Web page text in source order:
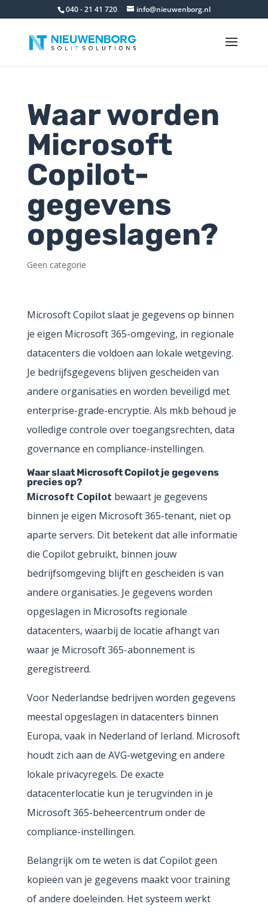
040 - 21 41 720 info@nieuwenborg.nl
Waar worden
Microsoft
Copilot-
gegevens
opgeslagen?
Geen categorie
Microsoft Copilot slaat je gegevens op binnen
je eigen Microsoft 365-omgeving, in regionale
datacenters die voldoen aan lokale wetgeving.
Je bedrijfsgegevens blijven gescheiden van
andere organisaties en worden beveiligd met
enterprise-grade-encryptie. Als mkb behoud je
volledige controle over toegangsrechten, data
governance en compliance-instellingen.
Waar slaat Microsoft Copilot je gegevens
precies op?
Microsoft Copilot bewaart je gegevens
binnen je eigen Microsoft 365-tenant, niet op
aparte servers. Dit betekent dat alle informatie
die Copilot gebruikt, binnen jouw
bedrijfsomgeving blijft en gescheiden is van
andere organisaties. Je gegevens worden
opgeslagen in Microsofts regionale
datacenters, waarbij de locatie afhangt van
waar je Microsoft 365-abonnement is
geregistreerd.
Voor Nederlandse bedrijven worden gegevens
meestal opgeslagen in datacenters binnen
Europa, vaak in Nederland of Ierland. Microsoft
houdt zich aan de AVG-wetgeving en andere
lokale privacyregels. De exacte
datacenterlocatie kun je terugvinden in je
Microsoft 365-beheercentrum onder de
compliance-instellingen.
Belangrijk om te weten is dat Copilot geen
kopieën van je gegevens maakt voor training
of andere doeleinden. Het systeem werkt